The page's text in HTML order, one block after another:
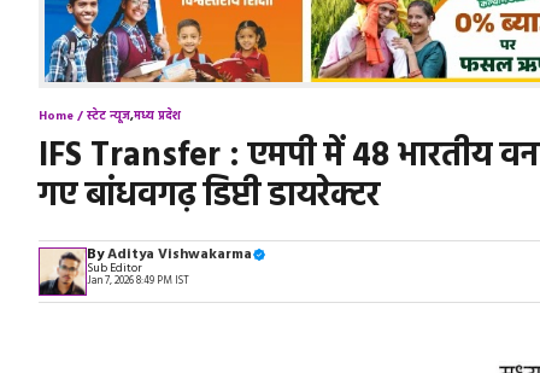
Home /स्टेट न्यूज,मध्य प्रदेश
IFS Transfer : एमपी में 48 भारतीय
गए बांधवगढ़ डिप्टी डायरेक्टर
ByAditya Vishwakarma
Sub Editor
Jan 7, 2026 8:49 PM IST